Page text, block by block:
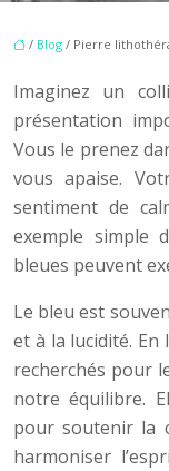
/ Blog / Pierre
Imaginez un
présentation
Vous le prenez
vous apaise.
sentiment de
exemple simple
bleues peuvent
Le bleu est
et à la lucidité.
recherchés pour
notre équilibre.
pour soutenir la
harmoniser